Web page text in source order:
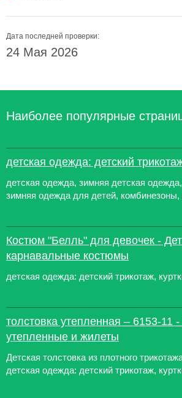
Дата последней проверки:
24 Мая 2026
Наиболее популярные
детская одежда: детский
детская одежда, зимняя детская
зимняя одежда для детей, комбинезоны,
Костюм "Белль" для девочек -
карнавальные костюмы
детская одежда: детский трикотаж,
толстовка утепленная – 6153-11 -
утепленные и жилеты
Детская толстовка из плотного
детская одежда: детский трикотаж,